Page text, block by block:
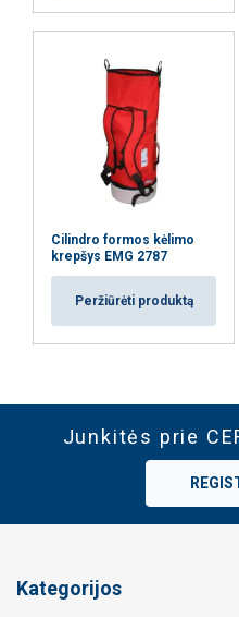
Cilindro formos kėlimo
krepšys EMG 2787
Peržiūrėti produktą
Junkitės prie
Kategorijos